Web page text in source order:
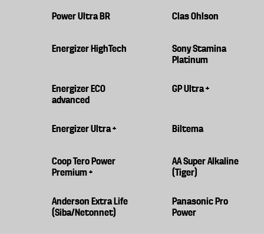
Power Ultra BR Clas Ohlson
Energizer HighTech
Sony Stamina
Platinum
Energizer ECO
advanced
GP Ultra +
Energizer Ultra + Biltema
Coop Tero Power
Premium +
AA Super Alkaline
(Tiger)
Anderson Extra Life
(Siba/Netonnet)
Panasonic Pro
Power